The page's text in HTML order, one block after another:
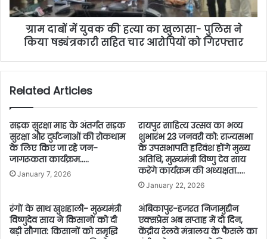
ग्राम दाबों में युवक की हत्या का खुलासा- पुलिस ने
किया षड्यंत्रकारी सहित चार आरोपियों को गिरफ्तार
Related Articles
सड़क सुरक्षा माह के अंतर्गत सड़क
सुरक्षा और दुर्घटनाओं की रोकथाम
के लिए किए जा रहे जन-
जागरूकता कार्यक्रम…..
January 7, 2026
रायपुर साहित्य उत्सव का भव्य
शुभारंभ 23 जनवरी को: राज्यसभा
के उपसभापति हरिवंश होंगे मुख्य
अतिथि, मुख्यमंत्री विष्णु देव साय
करेंगे कार्यक्रम की अध्यक्षता…..
January 22, 2026
रंगों के साथ खुशहाली- मुख्यमंत्री
विष्णुदेव साय ने किसानों को दी
बड़ी सौगात: किसानों को समृद्धि
अंबिकापुर-हजरत निजामुद्दीन
एक्सप्रेस अब सप्ताह में दो दिन,
केंद्रीय रेलवे मंत्रालय के फैसले का